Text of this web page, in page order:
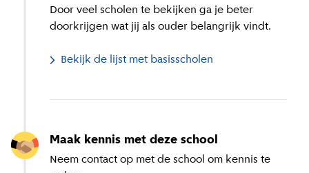
Door veel scholen te bekijken ga je beter
doorkrijgen wat jij als ouder belangrijk vindt.
Bekijk de lijst met basisscholen
Maak kennis met deze school
Neem contact op met de school om kennis te